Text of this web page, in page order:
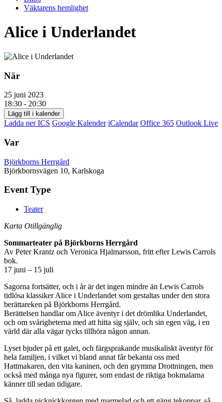
Väktarens hemlighet
Alice i Underlandet
När
25 juni 2023
18:30 - 20:30
Lägg till i kalender
Ladda ner ICS Google Kalender iCalendar Office 365 Outlook Live
Var
Björkborns Herrgård
Björkbornsvägen 10, Karlskoga
Event Type
Teater
Karta Otillgänglig
Sommarteater på Björkborns Herrgård
Av Peter Krantz och Veronica Hjalmarsson, fritt efter Lewis Carrols
bok.
17 juni – 15 juli
Sagorna fortsätter, och i år är det ingen mindre än Lewis Carrols
tidlösa klassiker Alice i Underlandet som gestaltas under den stora
berättareken på Björkborns Herrgård.
Berättelsen handlar om Alice äventyr i det drömlika Underlandet,
och om svårigheterna med att hitta sig själv, och sin egen väg, i en
värld där alla vägar tycks tillhöra någon annan.
Lyset bjuder på ett galet, och färgsprakande musikaliskt äventyr för
hela familjen, i vilket vi bland annat får bekanta oss med
Hattmakaren, den vita kaninen, och den grymma Drottningen, men
också med många nya figurer, som endast de riktiga bokmalarna
känner till sedan tidigare.